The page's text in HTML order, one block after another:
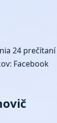
24 prečítaní
Facebook